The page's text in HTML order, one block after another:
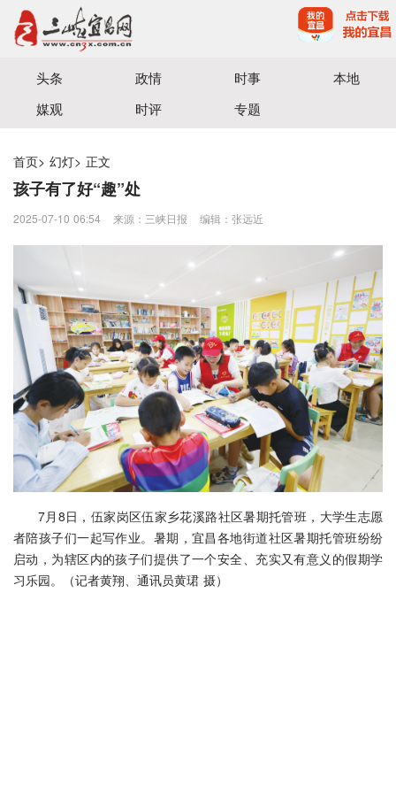
宜昌三峡融媒体中心主办
头条 政情 时事
本地
媒观
时评 专题
首页> 幻灯> 正文
孩子有了好“趣”处
2025-07-10 06:54 来源：三峡日报 编辑：张远近
7月8日，伍家岗区伍家乡花溪路社区暑期托管班，大学生志愿
者陪孩子们一起写作业。暑期，宜昌各地街道社区暑期托管班纷纷
启动，为辖区内的孩子们提供了一个安全、充实又有意义的假期学
习乐园。（记者黄翔、通讯员黄珺 摄）